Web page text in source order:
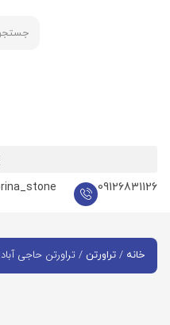
09126831126
خانه / تراورتن / تراورتن حاجی